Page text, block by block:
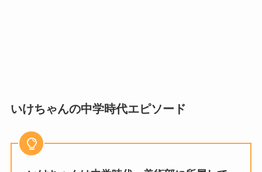
いけちゃんの中学時代エピソード